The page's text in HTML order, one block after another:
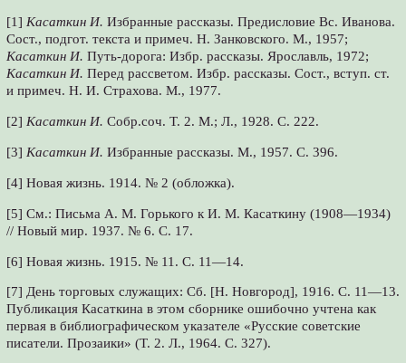
[1] Касаткин И. Избранные рассказы. Предисловие Вс. Иванова.
Сост., подгот. текста и примеч. Н. Занковского. М., 1957;
Касаткин И. Путь-дорога: Избр. рассказы. Ярославль, 1972;
Касаткин И. Перед рассветом. Избр. рассказы. Сост., вступ. ст.
и примеч. Н. И. Страхова. М., 1977.
[2] Касаткин И. Собр.соч. Т. 2. М.; Л., 1928. С. 222.
[3] Касаткин И. Избранные рассказы. М., 1957. С. 396.
[4] Новая жизнь. 1914. № 2 (обложка).
[5] См.: Письма А. М. Горького к И. М. Касаткину (1908—1934)
// Новый мир. 1937. № 6. С. 17.
[6] Новая жизнь. 1915. № 11. С. 11—14.
[7] День торговых служащих: Сб. [Н. Новгород], 1916. С. 11—13.
Публикация Касаткина в этом сборнике ошибочно учтена как
первая в библиографическом указателе «Русские советские
писатели. Прозаики» (Т. 2. Л., 1964. С. 327).